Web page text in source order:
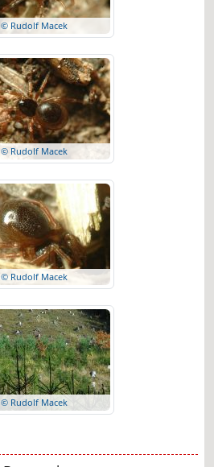
© Rudolf Macek
© Rudolf Macek
© Rudolf Macek
© Rudolf Macek